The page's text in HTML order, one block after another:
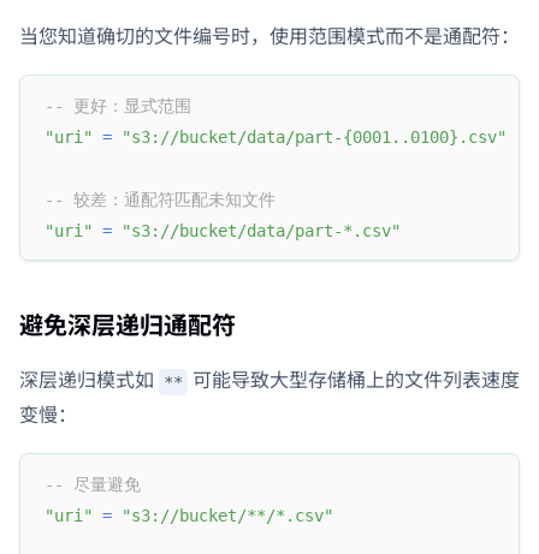
当您知道确切的文件编号时，使用范围模式而不是通配符：
-- 更好：显式范围
"uri"
= "s3://bucket/data/part-{0001..0100}.csv"
-- 较差：通配符匹配未知文件
"uri"
= "s3://bucket/data/part-*.csv"
避免深层递归通配符
深层递归模式如 **
可能导致大型存储桶上的文件列表速度
变慢：
-- 尽量避免
"uri"
= "s3://bucket/**/*.csv"